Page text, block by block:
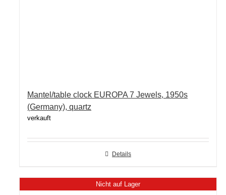
Mantel/table clock EUROPA 7 Jewels, 1950s
(Germany), quartz
verkauft
Details
Nicht auf Lager